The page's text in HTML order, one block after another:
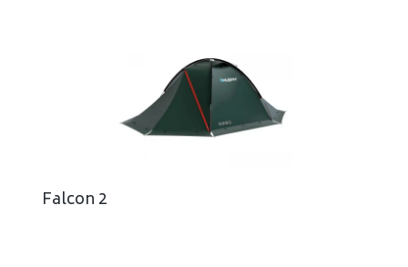
Falcon 2